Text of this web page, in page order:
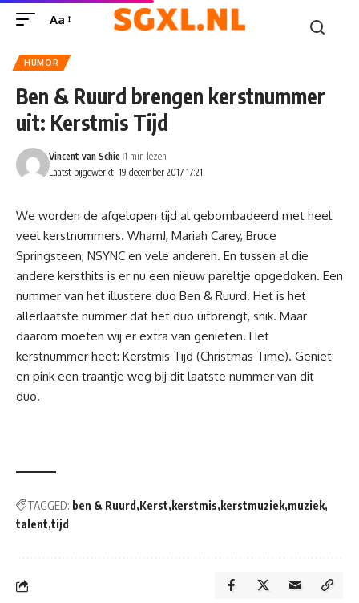
Aa
HUMOR
Ben & Ruurd brengen kerstnummer
uit: Kerstmis Tijd
Laatst bijgewerkt: 19 december 2017 17:21
Vincent van Schie 1 min lezen
We worden de afgelopen tijd al gebombadeerd met heel
veel kerstnummers. Wham!, Mariah Carey, Bruce
Springsteen, NSYNC en vele anderen. En tussen al die
andere kersthits is er nu een nieuw pareltje opgedoken. Een
nummer van het illustere duo Ben & Ruurd. Het is het
allerlaatste nummer dat het duo uitbrengt, snik. Maar
daarom moeten wij er extra van genieten. Het
kerstnummer heet: Kerstmis Tijd (Christmas Time). Geniet
en pink een traantje weg bij dit laatste nummer van dit
duo.
TAGGED: ben & Ruurd Kerst kerstmis kerstmuziek muziek
talent tijd